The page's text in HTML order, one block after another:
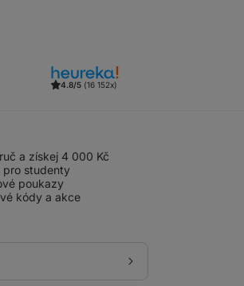
4.8/5 (16 152x)
a získej 4 000 Kč
pro studenty
poukazy
kódy a akce
Přihlásit